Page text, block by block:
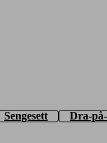
Sengesett Dra-